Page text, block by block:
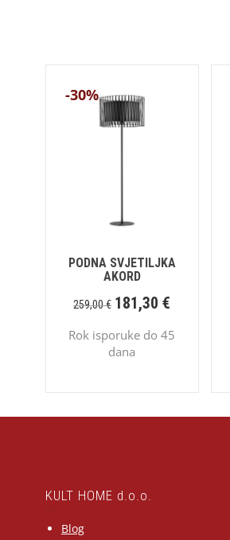
-30%
PODNA SVJETILJKA
AKORD
259,00€ 181,30€
Rok isporuke do 45
dana
KULT HOME d.o.o.
Blog